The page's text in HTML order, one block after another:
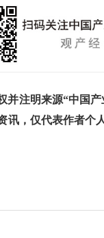
注明来源“中国产
讯，仅代表作者个